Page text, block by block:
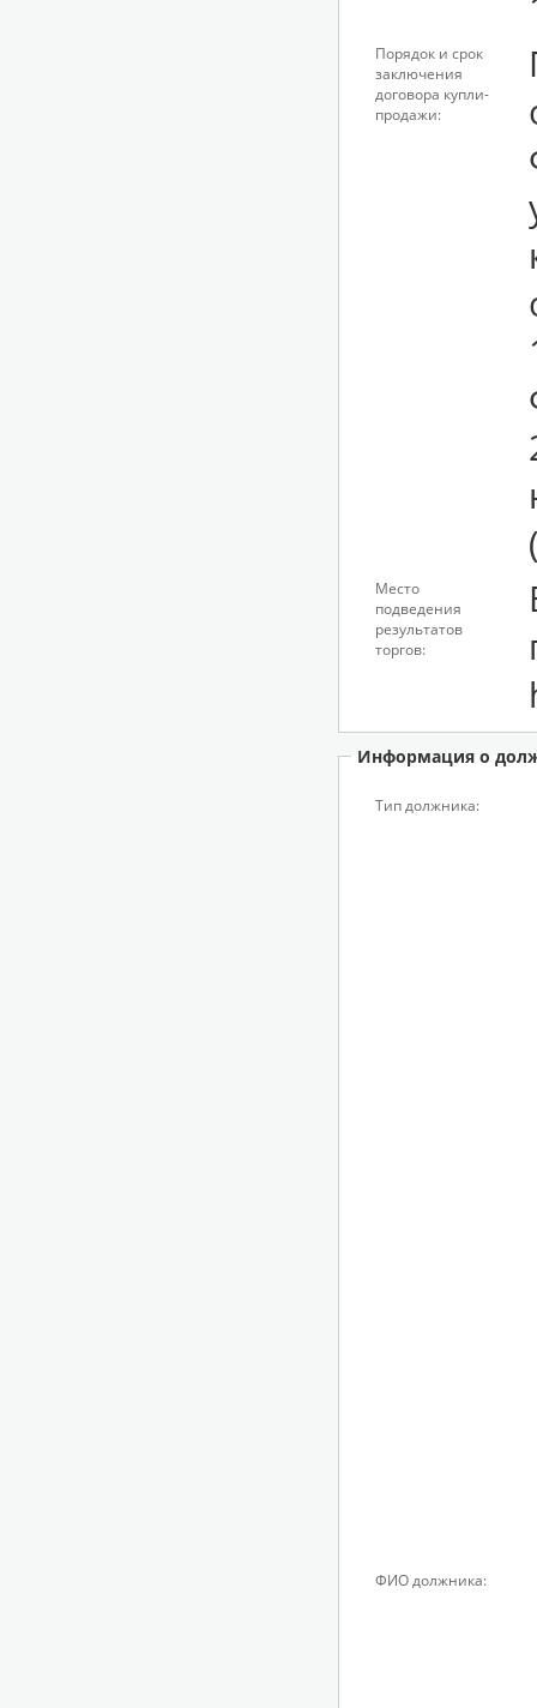
Порядок и срок
заключения
договора купли-
продажи:
Место
подведения
результатов
торгов:
Информация о
Тип должника:
ФИО должника: